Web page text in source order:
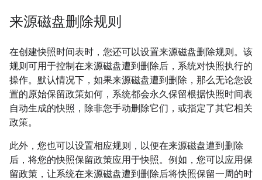
来源磁盘删除规则
在创建快照时间表时，您还可以设置来源磁盘删除规则。该
规则可用于控制在来源磁盘遭到删除后，系统对快照执行的
操作。默认情况下，如果来源磁盘遭到删除，那么无论您设
置的原始保留政策如何，系统都会永久保留根据快照时间表
自动生成的快照，除非您手动删除它们，或指定了其它相关
政策。
此外，您也可以设置相应规则，以便在来源磁盘遭到删除
后，将您的快照保留政策应用于快照。例如，您可以应用保
留政策，让系统在来源磁盘遭到删除后将快照保留一周的时